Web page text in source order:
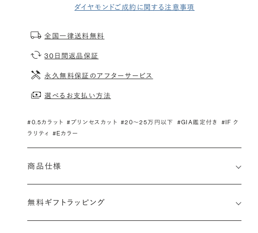
ダイヤモンドご成約に関する注意事項
全国一律送料無料
30日間返品保証
永久無料保証のアフターサービス
選べるお支払い方法
#0.5カラット #プリンセスカット #20〜25万円以下 #GIA鑑定付き
#IF ク
ラリティ #Eカラー
商品仕様
無料ギフトラッピング